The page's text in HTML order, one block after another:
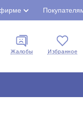
Жалобы Избранное